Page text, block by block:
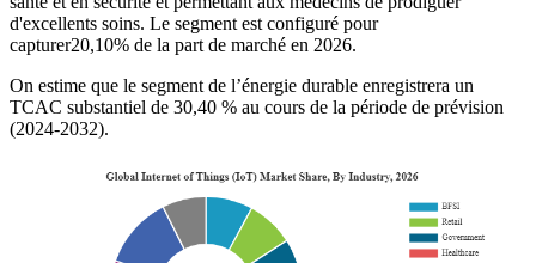
d'excellents soins. Le segment est configuré pour
capturer20,10% de la part de marché en 2026.
On estime que le segment de l’énergie durable enregistrera un
TCAC substantiel de 30,40 % au cours de la période de prévision
(2024-2032).